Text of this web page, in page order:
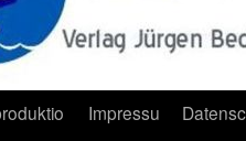
Impressu